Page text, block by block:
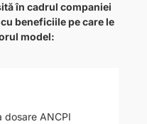
în cadrul companiei
beneficiile pe care le
model:
dosare ANCPI